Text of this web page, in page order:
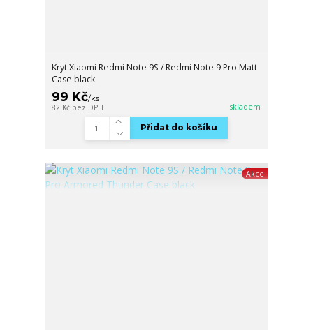
Kryt Xiaomi Redmi Note 9S / Redmi Note 9 Pro Matt
Case black
99 Kč/ks
82 Kč bez DPH skladem
Přidat do košíku
Akce